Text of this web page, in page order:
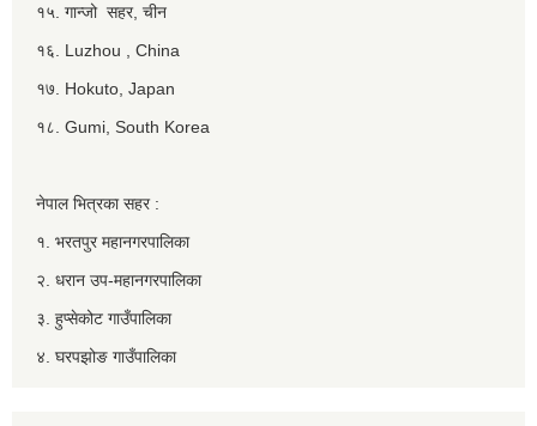
१५. गान्जो सहर, चीन
१६. Luzhou , China
१७. Hokuto, Japan
१८. Gumi, South Korea
नेपाल भित्रका सहर :
१. भरतपुर महानगरपालिका
२. धरान उप-महानगरपालिका
३. हुप्सेकोट गाउँपालिका
४. घरपझोङ गाउँपालिका